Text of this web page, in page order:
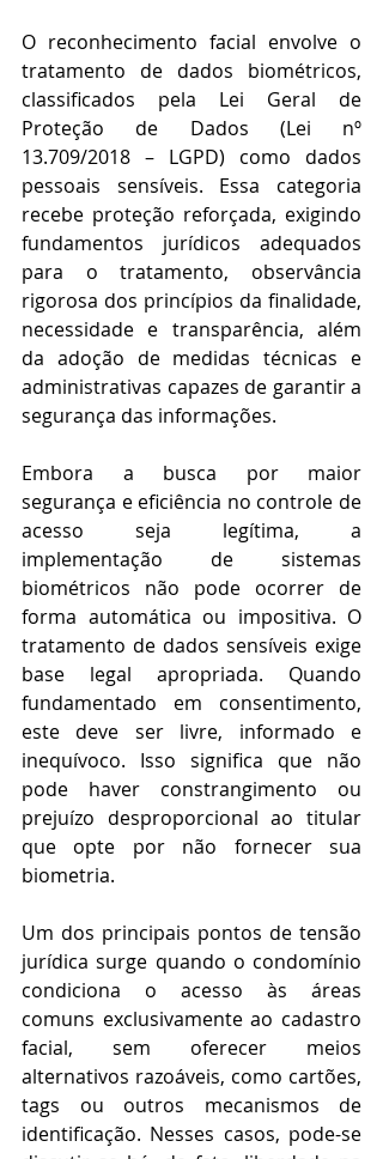
O reconhecimento facial envolve o
tratamento de dados biométricos,
classificados pela Lei Geral de
Proteção de Dados (Lei nº
13.709/2018 – LGPD) como dados
pessoais sensíveis. Essa categoria
recebe proteção reforçada, exigindo
fundamentos jurídicos adequados
para o tratamento, observância
rigorosa dos princípios da finalidade,
necessidade e transparência, além
da adoção de medidas técnicas e
administrativas capazes de garantir a
segurança das informações.
Embora a busca por maior
segurança e eficiência no controle de
acesso seja legítima, a
implementação de sistemas
biométricos não pode ocorrer de
forma automática ou impositiva. O
tratamento de dados sensíveis exige
base legal apropriada. Quando
fundamentado em consentimento,
este deve ser livre, informado e
inequívoco. Isso significa que não
pode haver constrangimento ou
prejuízo desproporcional ao titular
que opte por não fornecer sua
biometria.
Um dos principais pontos de tensão
jurídica surge quando o condomínio
condiciona o acesso às áreas
comuns exclusivamente ao cadastro
facial, sem oferecer meios
alternativos razoáveis, como cartões,
tags ou outros mecanismos de
identificação. Nesses casos, pode-se